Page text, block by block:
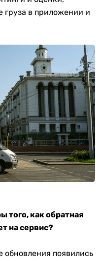
груза в приложении и
того, как обратная
на сервис?
обновления появились